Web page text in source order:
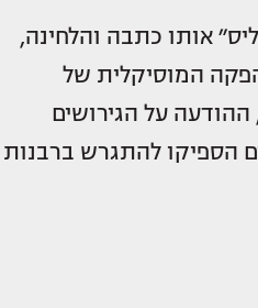
אותו כתבה והלחינה,
המוסיקלית של
ההודעה על הגירושים
הספיקו להתגרש ברבנות